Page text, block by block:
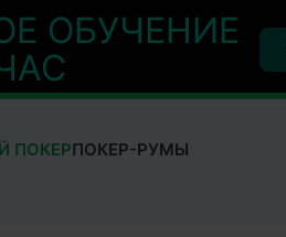
ОБУЧЕНИЕ
ПОКЕРПОКЕР-РУМЫ